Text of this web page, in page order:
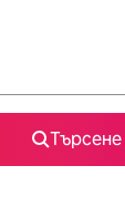
Търсене